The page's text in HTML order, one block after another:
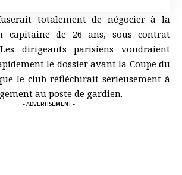
totalement de négocier à la
capitaine de 26 ans, sous contrat
Les dirigeants parisiens voudraient
le dossier avant la Coupe du
le club réfléchirait sérieusement à
au poste de gardien.
- ADVERTISEMENT -